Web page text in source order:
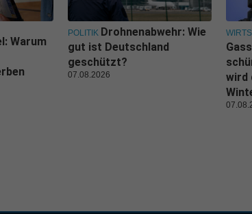
Warum
POLITIK Drohnenabwehr: Wie
gut ist Deutschland
geschützt?
07.08.2026
wird